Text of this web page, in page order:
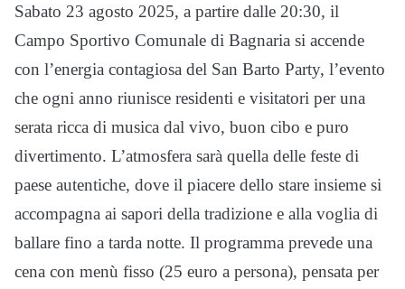
Sabato 23 agosto 2025, a partire dalle 20:30, il
Campo Sportivo Comunale di Bagnaria si accende
con l’energia contagiosa del San Barto Party, l’evento
che ogni anno riunisce residenti e visitatori per una
serata ricca di musica dal vivo, buon cibo e puro
divertimento. L’atmosfera sarà quella delle feste di
paese autentiche, dove il piacere dello stare insieme si
accompagna ai sapori della tradizione e alla voglia di
ballare fino a tarda notte. Il programma prevede una
cena con menù fisso (25 euro a persona), pensata per